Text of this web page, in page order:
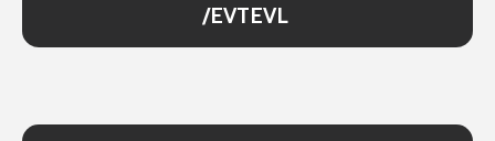
/EVTEVL